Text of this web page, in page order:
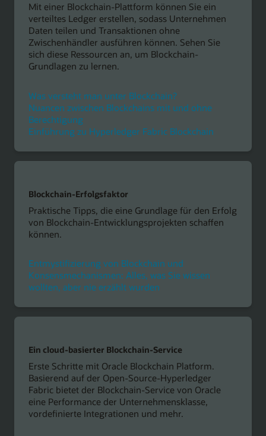
Mit einer Blockchain-Plattform können Sie ein
verteiltes Ledger erstellen, sodass Unternehmen
Daten teilen und Transaktionen ohne
Zwischenhändler ausführen können. Sehen Sie
sich diese Ressourcen an, um Blockchain-
Grundlagen zu lernen.
Was versteht man unter Blockchain?
Nuancen zwischen Blockchains mit und ohne
Berechtigung
Einführung zu Hyperledger Fabric Blockchain
Blockchain-Erfolgsfaktor
Praktische Tipps, die eine Grundlage für den Erfolg
von Blockchain-Entwicklungsprojekten schaffen
können.
Entmystifizierung von Blockchain und
Konsensmechanismen: Alles, was Sie wissen
wollten, aber nie erzählt wurden
Ein cloud-basierter Blockchain-Service
Erste Schritte mit Oracle Blockchain Platform.
Basierend auf der Open-Source-Hyperledger
Fabric bietet der Blockchain-Service von Oracle
eine Performance der Unternehmensklasse,
vordefinierte Integrationen und mehr.